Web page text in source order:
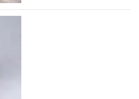
неделе моды
Московской неделе моды,
столице с 26 сентября
1047 заявок. Примерно